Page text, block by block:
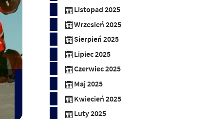
Listopad 2025
Wrzesień 2025
Sierpień 2025
Lipiec 2025
Czerwiec 2025
Maj 2025
Kwiecień 2025
Luty 2025